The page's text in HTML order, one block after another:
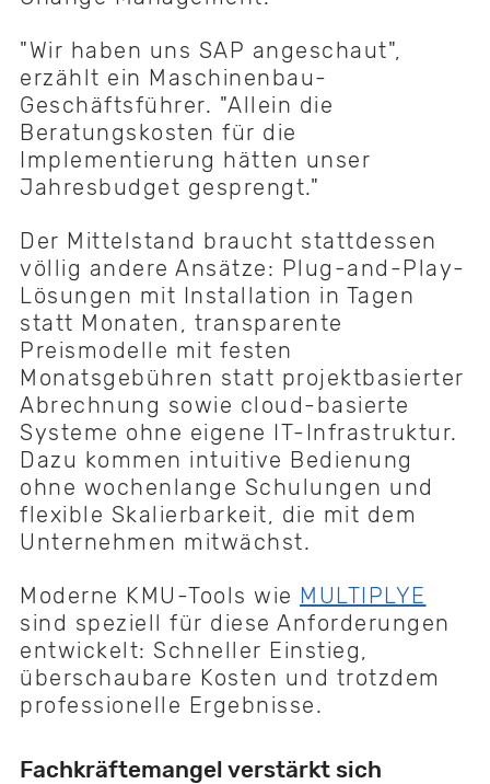
"Wir haben uns SAP angeschaut",
erzählt ein Maschinenbau-
Geschäftsführer. "Allein die
Beratungskosten für die
Implementierung hätten unser
Jahresbudget gesprengt."
Der Mittelstand braucht stattdessen
völlig andere Ansätze: Plug-and-Play-
Lösungen mit Installation in Tagen
statt Monaten, transparente
Preismodelle mit festen
Monatsgebühren statt projektbasierter
Abrechnung sowie cloud-basierte
Systeme ohne eigene IT-Infrastruktur.
Dazu kommen intuitive Bedienung
ohne wochenlange Schulungen und
flexible Skalierbarkeit, die mit dem
Unternehmen mitwächst.
Moderne KMU-Tools wie MULTIPLYE
sind speziell für diese Anforderungen
entwickelt: Schneller Einstieg,
überschaubare Kosten und trotzdem
professionelle Ergebnisse.
Fachkräftemangel verstärkt sich